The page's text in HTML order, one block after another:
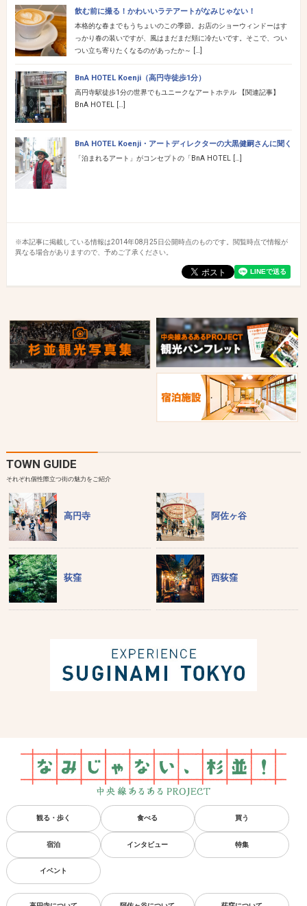
飲む前に撮る！かわいいラテアートがなみじゃない！
本格的な春までもうちょいのこの季節。お店のショーウィンドーはす
っかり春の装いですが、風はまだまだ頬に冷たいです。そこで、つい
つい立ち寄りたくなるのがあったか～ […]
BnA HOTEL Koenji（高円寺徒歩1分）
高円寺駅徒歩1分の世界でもユニークなアートホテル 【関連記事】
BnA HOTEL […]
BnA HOTEL Koenji・アートディレクターの大黒健嗣さんに聞く
「泊まれるアート」がコンセプトの「BnA HOTEL […]
※本記事に掲載している情報は2014年08月25日公開時点のものです。閲覧時点で情報が
異なる場合がありますので、予めご了承ください。
TOWN GUIDE
それぞれ個性際立つ街の魅力をご紹介
高円寺 阿佐ヶ谷
荻窪 西荻窪
観る・歩く 食べる 買う
宿泊 インタビュー 特集
イベント